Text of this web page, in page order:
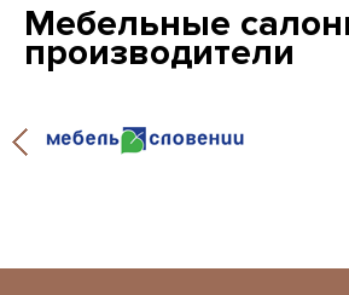
Мебельные
производители